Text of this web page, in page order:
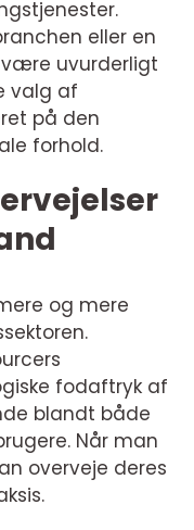
eller en
uvurderligt
valg af
på den
forhold.
og mere
fodaftryk af
blandt både
Når man
overveje deres